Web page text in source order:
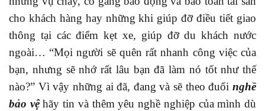
cho khách hàng hay những khi giúp đỡ điều tiết giao
thông tại các điểm kẹt xe, giúp đỡ du khách nước
ngoài… “Mọi người sẽ quên rất nhanh công việc của
bạn, nhưng sẽ nhớ rất lâu bạn đã làm nó tốt như thế
nào?” Vì vậy những ai đã, đang và sẽ theo đuổi nghề
bảo vệhãy tin và thêm yêu nghề nghiệp của mình dù